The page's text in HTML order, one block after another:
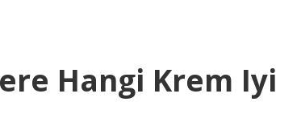
Hangi Krem Iyi